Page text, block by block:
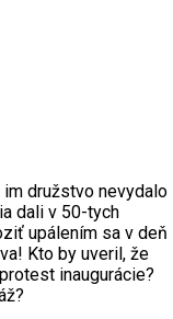
družstvo nevydalo
dali v 50-tych
upálením sa v deň
Kto by uveril, že
inaugurácie?